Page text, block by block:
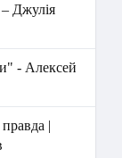
– Джулія
- Алексей
|